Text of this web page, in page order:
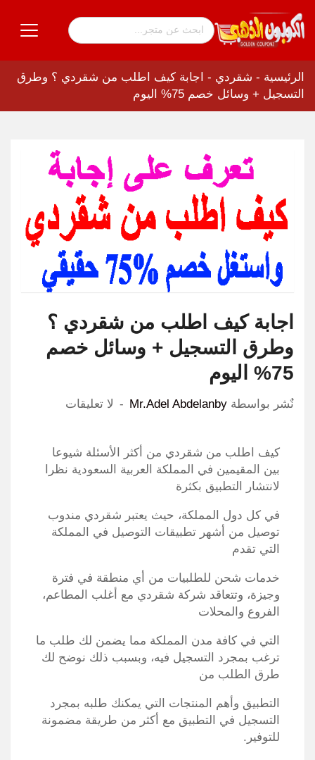
الرئيسية - شقردي - اجابة كيف اطلب من شقردي ؟ وطرق
التسجيل + وسائل خصم 75% اليوم
اجابة كيف اطلب من شقردي ؟
وطرق التسجيل + وسائل خصم
75% اليوم
نٌشر بواسطة Mr.Adel Abdelanby لا تعليقات
كيف اطلب من شقردي من أكثر الأسئلة شيوعا
بين المقيمين في المملكة العربية السعودية نظرا
لانتشار التطبيق بكثرة
في كل دول المملكة، حيث يعتبر شقردي مندوب
توصيل من أشهر تطبيقات التوصيل في المملكة
التي تقدم
خدمات شحن للطلبيات من أي منطقة في فترة
وجيزة، وتتعاقد شركة شقردي مع أغلب المطاعم،
الفروع والمحلات
التي في كافة مدن المملكة مما يضمن لك طلب ما
ترغب بمجرد التسجيل فيه، وبسبب ذلك نوضح لك
طرق الطلب من
التطبيق وأهم المنتجات التي يمكنك طلبه بمجرد
التسجيل في التطبيق مع أكثر من طريقة مضمونة
للتوفير.